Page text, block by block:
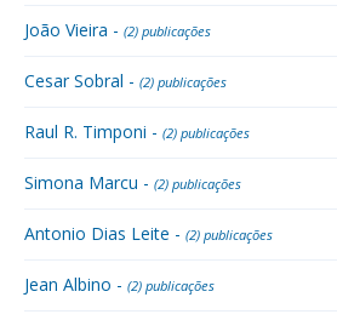
João Vieira - (2) publicações
Cesar Sobral - (2) publicações
Raul R. Timponi - (2) publicações
Simona Marcu - (2) publicações
Antonio Dias Leite - (2) publicações
Jean Albino - (2) publicações